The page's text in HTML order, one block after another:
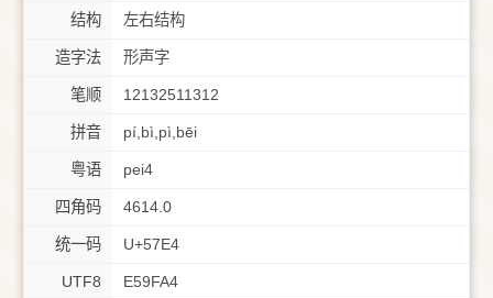
结构 左右结构
造字法 形声字
笔顺 12132511312
拼音 pí,bì,pì,bēi
粤语 pei4
四角码 4614.0
统一码 U+57E4
UTF8 E59FA4